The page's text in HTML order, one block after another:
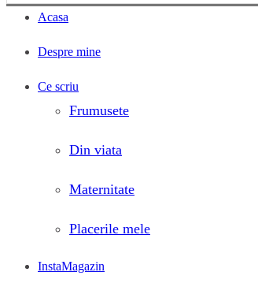
Acasa
Despre mine
Ce scriu
Frumusete
Din viata
Maternitate
Placerile mele
InstaMagazin